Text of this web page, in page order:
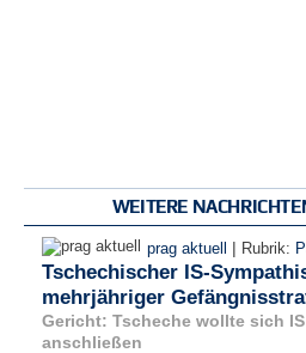
WEITERE
prag aktuell | Rubrik:
Tschechischer IS-
mehrjähriger
Gericht: Tscheche wollte sich
anschließen